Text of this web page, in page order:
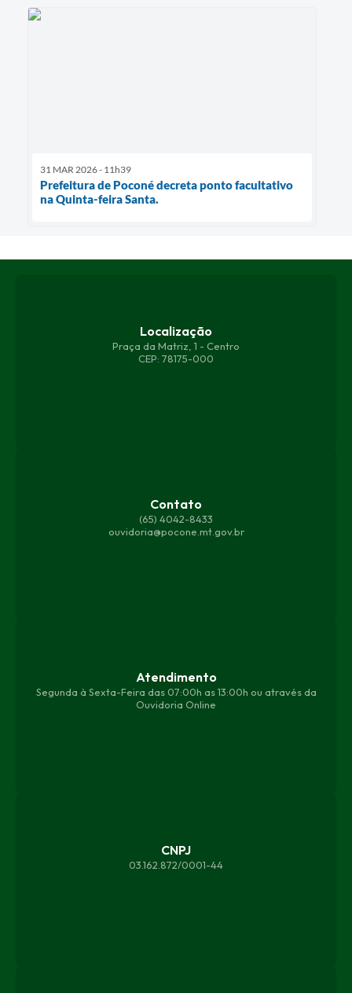
31 MAR 2026 - 11h39
Prefeitura de Poconé decreta ponto facultativo
na Quinta-feira Santa.
Localização
Praça da Matriz, 1 - Centro
CEP: 78175-000
Contato
(65) 4042-8433
ouvidoria@pocone.mt.gov.br
Atendimento
Segunda à Sexta-Feira das 07:00h as 13:00h ou através da
Ouvidoria Online
CNPJ
03.162.872/0001-44